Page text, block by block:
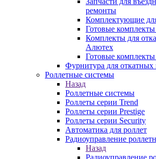
ремонты
Комплектующие
Готовые
Комплекты для
Алютех
Готовые комплекты
Фурнитура для откатных
Роллетные системы
Назад
Роллетные системы
Роллеты серии Trend
Роллеты серии Prestige
Роллеты серии Security
Автоматика для роллет
Радиоуправление
Назад
Радиоуправление